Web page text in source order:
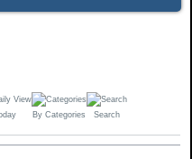
By Categories Search